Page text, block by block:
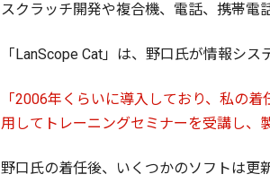
スクラッチ開発や複合機、電話、携帯電
「LanScope Cat」は、野口氏が情報シ
「2006年くらいに導入しており、私の
用してトレーニングセミナーを受講し、
野口氏の着任後、いくつかのソフトは更